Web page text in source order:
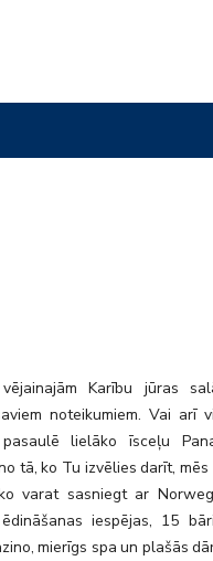
Karību jūras
noteikumiem. Vai arī
lielāko īsceļu
tā, ko Tu izvēlies darīt,
varat sasniegt ar
iespējas, 15
mierīgs spa un plašās